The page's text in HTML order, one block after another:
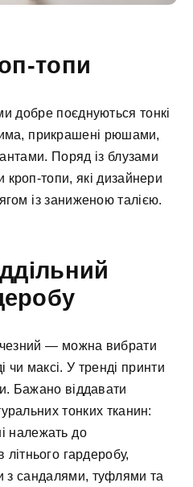
топи
добре поєднуються тонкі
прикрашені рюшами,
Поряд із блузами
топи, які дизайнери
із заниженою талією.
— можна вибрати
чи максі. У тренді принти
Бажано віддавати
тонких тканин:
належать до
літнього гардеробу,
з сандалями, туфлями та